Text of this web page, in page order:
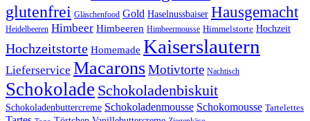
glutenfrei Gläschenfood Gold Haselnussbaiser Hausgemacht
Heidelbeeren Himbeer Himbeeren Himbeermousse Himmelstorte Hochzeit
Hochzeitstorte Homemade Kaiserslautern
Lieferservice MacaronsMotivtorte Nachtisch
Schokolade Schokoladenbiskuit
Schokoladenbuttercreme Schokoladenmousse Schokomousse Tartelettes